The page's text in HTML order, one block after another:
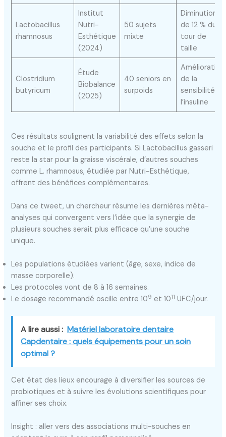
Lactobacillus
rhamnosus
Institut
Nutri-
Esthétique
(2024)
50 sujets
mixte
Diminution
de 12 % du
tour de
taille
Clostridium
butyricum
Étude
Biobalance
(2025)
40 seniors en
surpoids
Amélioration
de la
sensibilité à
l’insuline
Ces résultats soulignent la variabilité des effets selon la
souche et le profil des participants. Si Lactobacillus gasseri
reste la star pour la graisse viscérale, d’autres souches
comme L. rhamnosus, étudiée par Nutri-Esthétique,
offrent des bénéfices complémentaires.
Dans ce tweet, un chercheur résume les dernières méta-
analyses qui convergent vers l’idée que la synergie de
plusieurs souches serait plus efficace qu’une souche
unique.
Les populations étudiées varient (âge, sexe, indice de
masse corporelle).
Les protocoles vont de 8 à 16 semaines.
Le dosage recommandé oscille entre 109 et 1011 UFC/jour.
A lire aussi : Matériel laboratoire dentaire
Capdentaire : quels équipements pour un soin
optimal ?
Cet état des lieux encourage à diversifier les sources de
probiotiques et à suivre les évolutions scientifiques pour
affiner ses choix.
Insight : aller vers des associations multi-souches en